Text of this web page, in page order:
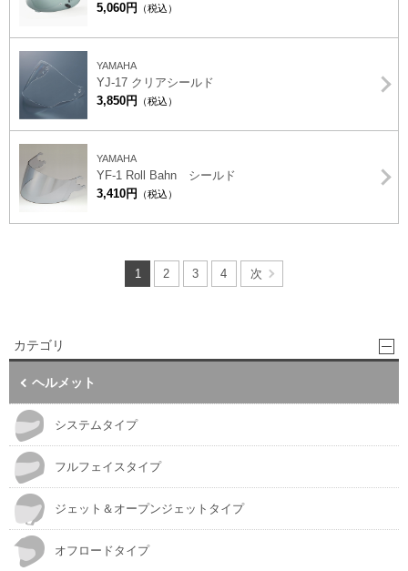
5,060円
（税込）
YAMAHA
YJ-17 クリアシールド
3,850円
（税込）
YAMAHA
YF-1 Roll Bahn シールド
3,410円
（税込）
1 2 3 4 次
カテゴリ
ヘルメット
システムタイプ
フルフェイスタイプ
ジェット＆オープンジェットタイプ
オフロードタイプ